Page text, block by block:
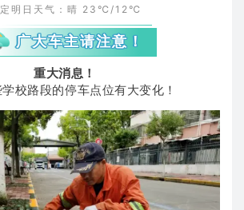
明日天气：晴 23℃/12℃
广大车主请注意！
重大消息！
校路段的停车点位有大变化！